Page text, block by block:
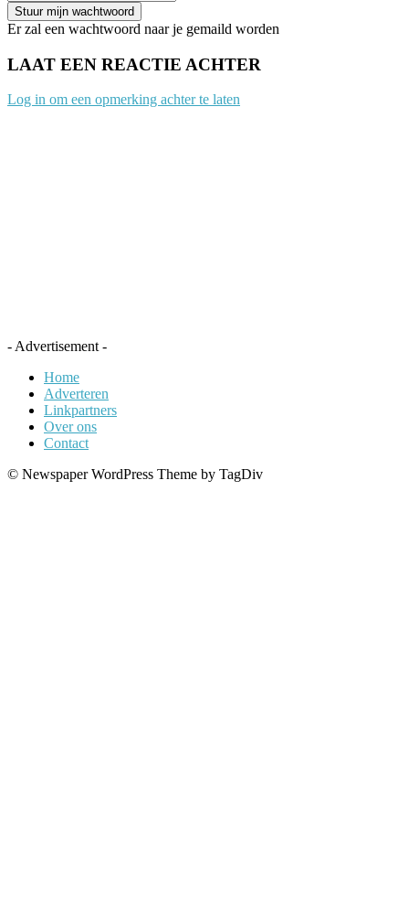
Er zal een wachtwoord naar je gemaild worden
LAAT EEN REACTIE ACHTER
Log in om een opmerking achter te laten
- Advertisement -
Home
Adverteren
Linkpartners
Over ons
Contact
© Newspaper WordPress Theme by TagDiv